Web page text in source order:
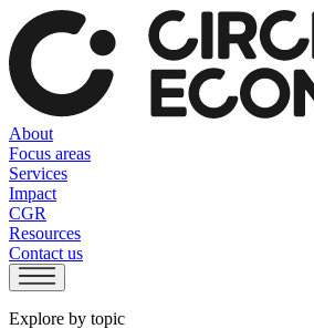
About
Focus areas
Services
Impact
CGR
Resources
Contact us
Explore by topic